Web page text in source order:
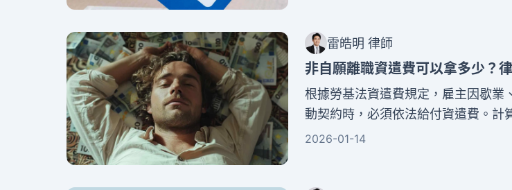
雷皓明 律師
非自願離職資遣費可以拿多少？
根據勞基法資遣費規定，雇主因歇業
動契約時，必須依法給付資遣費。計
制是每年給付一個月平均工資，新制
2026-01-14